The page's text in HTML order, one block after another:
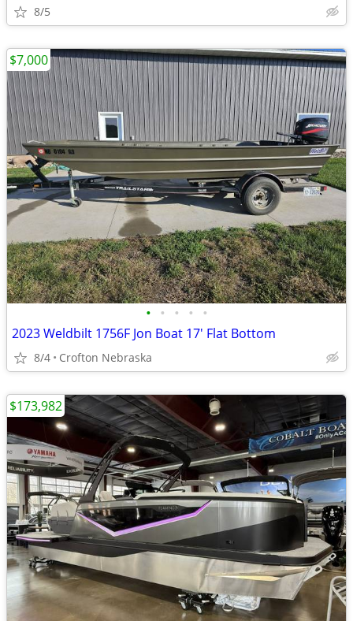
8/5
• • • • •
2023 Weldbilt 1756F Jon Boat 17' Flat Bottom
8/4 Crofton Nebraska
$7,000
$173,982